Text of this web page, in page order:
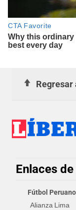
Regresar
Enlaces
Fútbol Peruano
Alianza Lima